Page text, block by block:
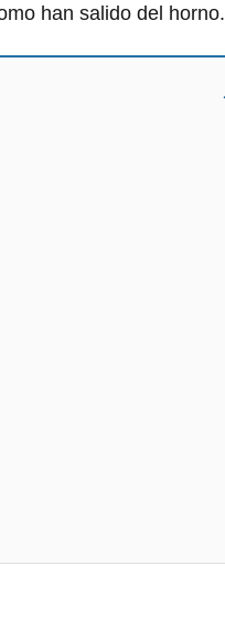
han salido del horno.